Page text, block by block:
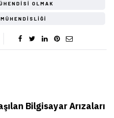
OLMAK
Bilgisayar Arızaları